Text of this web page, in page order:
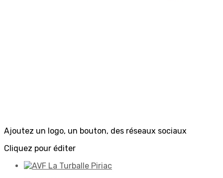
Ajoutez un logo, un bouton, des réseaux sociaux
Cliquez pour éditer